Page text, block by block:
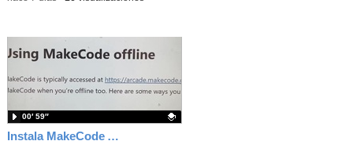
Instala MakeCode Arcade para trabajar offline en tu tablet, ordenador, Chromebook
00′ 59″